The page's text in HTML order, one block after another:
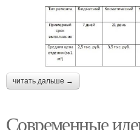
читать дальше →
Современные